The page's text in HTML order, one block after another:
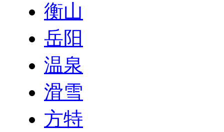
衡山
岳阳
温泉
滑雪
方特